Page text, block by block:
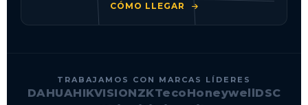
CÓMO LLEGAR
TRABAJAMOS CON MARCAS LÍDERES
DAHUAHIKVISIONZKTecoHoneywell DSC